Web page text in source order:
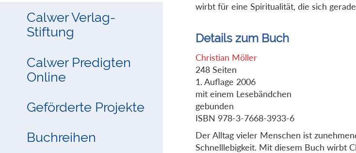
Calwer Verlag-
Stiftung
Calwer Predigten
Online
Geförderte Projekte
Buchreihen
wirbt für eine Spiritualität, die sich
Details zum Buch
Christian Möller
248 Seiten
1. Auflage 2006
mit einem Lesebändchen
gebunden
ISBN 978-3-7668-3933-6
Der Alltag vieler Menschen ist
Schnelllebigkeit. Mit diesem Buch wirbt